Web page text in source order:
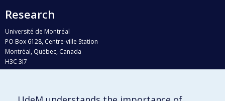
Research
Université de Montréal
PO Box 6128, Centre-ville Station
Montréal, Québec, Canada
H3C 3J7